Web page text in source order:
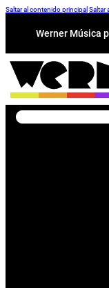
Saltar al contenido principal Saltar
Werner Música
Buscar